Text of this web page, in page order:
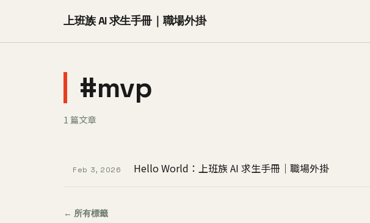
上班族 AI 求生手冊｜職場外掛
#mvp
1 篇文章
Feb 3, 2026 Hello World：上班族 AI 求生手冊｜職場外掛
← 所有標籤